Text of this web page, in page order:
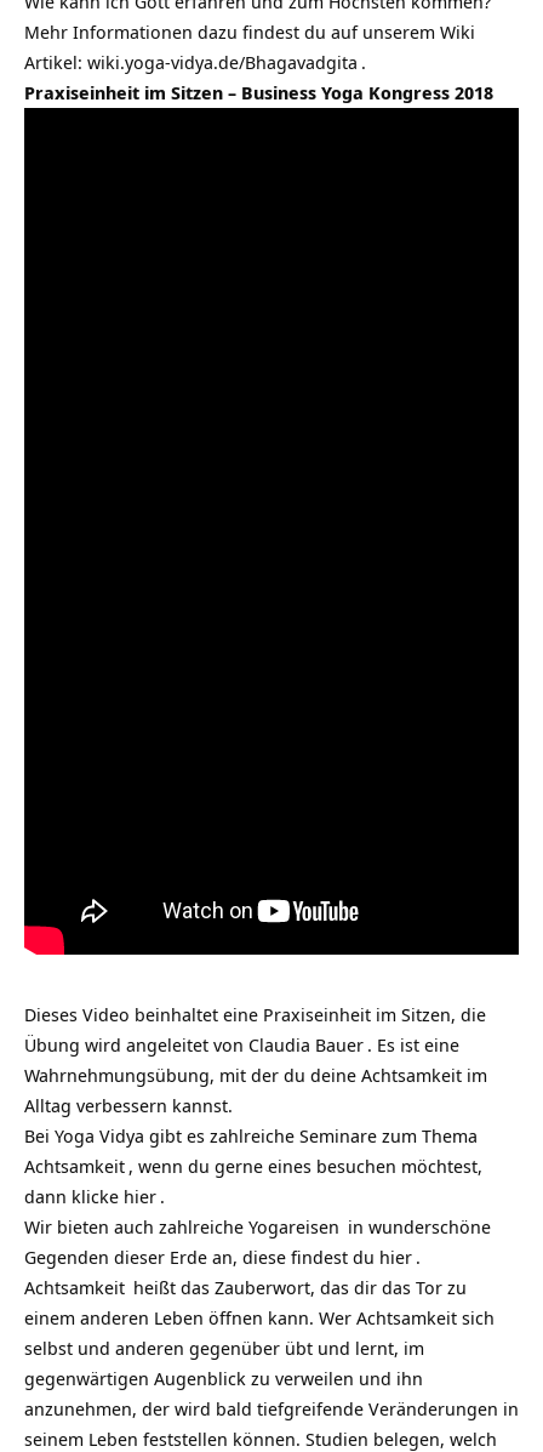
Mehr Informationen dazu findest du auf unserem Wiki
Artikel: wiki.yoga-vidya.de/Bhagavadgita .
Praxiseinheit im Sitzen – Business Yoga Kongress 2018
Dieses Video beinhaltet eine Praxiseinheit im Sitzen, die
Übung wird angeleitet von Claudia Bauer . Es ist eine
Wahrnehmungsübung, mit der du deine Achtsamkeit im
Alltag verbessern kannst.
Bei Yoga Vidya gibt es zahlreiche Seminare zum Thema
Achtsamkeit , wenn du gerne eines besuchen möchtest,
dann klicke hier .
Wir bieten auch zahlreiche Yogareisen in wunderschöne
Gegenden dieser Erde an, diese findest du hier .
Achtsamkeit heißt das Zauberwort, das dir das Tor zu
einem anderen Leben öffnen kann. Wer Achtsamkeit sich
selbst und anderen gegenüber übt und lernt, im
gegenwärtigen Augenblick zu verweilen und ihn
anzunehmen, der wird bald tiefgreifende Veränderungen in
seinem Leben feststellen können. Studien belegen, welch